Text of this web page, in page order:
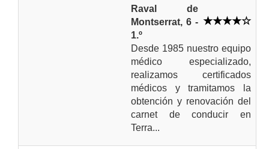
Raval de
Montserrat, 6 -
1.º
Desde 1985 nuestro equipo
médico especializado,
realizamos certificados
médicos y tramitamos la
obtención y renovación del
carnet de conducir en
Terra...